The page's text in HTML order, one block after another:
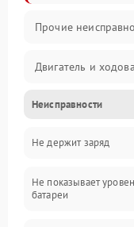
Прочие
Двигатель и
Тормоза и
Подвеска и колеса
Электроника и
Неисправности
Не держит заряд
Не показывает
батареи